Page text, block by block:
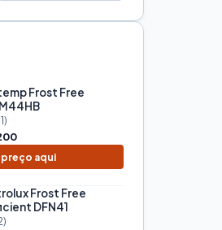
Frost Free
preço aqui
Frost Free
DFN41